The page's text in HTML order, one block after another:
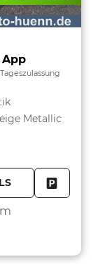
App
Metallic